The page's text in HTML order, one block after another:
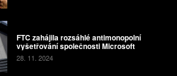
FTC zahájila rozsáhlé antimonopolní
vyšetřování společnosti Microsoft
28. 11. 2024